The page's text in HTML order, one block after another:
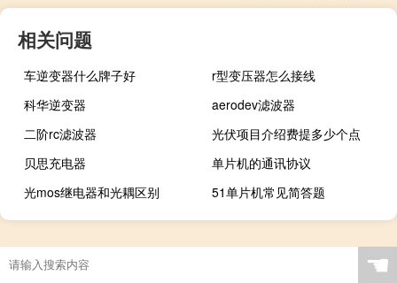
相关问题
车逆变器什么牌子好
r型变压器怎么接线
科华逆变器
aerodev滤波器
二阶rc滤波器
光伏项目介绍费提多少个点
贝思充电器
单片机的通讯协议
光mos继电器和光耦区别
51单片机常见简答题
☚